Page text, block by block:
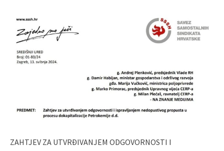
ZAHTJEV ZA UTVRĐIVANJEM ODGOVORNOSTI I